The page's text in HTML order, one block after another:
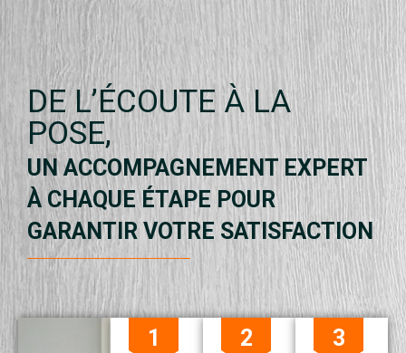
DE L’ÉCOUTE À LA
POSE,
UN ACCOMPAGNEMENT EXPERT
À CHAQUE ÉTAPE POUR
GARANTIR VOTRE SATISFACTION
1 2 3